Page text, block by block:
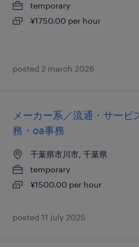
temporary
¥1750.00 per hour
posted 2 march 2026
メーカー系／流通・サービ
務・oa事務
千葉県市川市, 千葉県
temporary
¥1500.00 per hour
posted 11 july 2025